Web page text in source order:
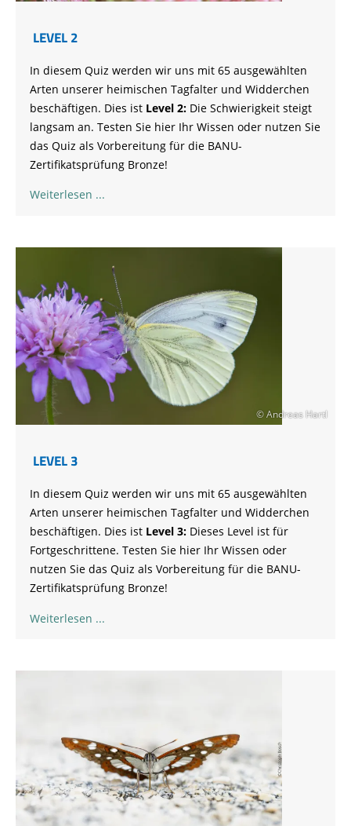
LEVEL 2
In diesem Quiz werden wir uns mit 65 ausgewählten
Arten unserer heimischen Tagfalter und Widderchen
beschäftigen. Dies ist Level 2: Die Schwierigkeit steigt
langsam an. Testen Sie hier Ihr Wissen oder nutzen Sie
das Quiz als Vorbereitung für die BANU-
Zertifikatsprüfung Bronze!
Weiterlesen
© Andreas Hartl
LEVEL 3
In diesem Quiz werden wir uns mit 65 ausgewählten
Arten unserer heimischen Tagfalter und Widderchen
beschäftigen. Dies ist Level 3: Dieses Level ist für
Fortgeschrittene. Testen Sie hier Ihr Wissen oder
nutzen Sie das Quiz als Vorbereitung für die BANU-
Zertifikatsprüfung Bronze!
Weiterlesen